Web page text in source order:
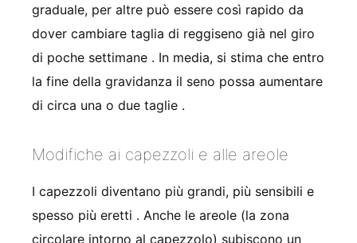
graduale, per altre può essere così rapido da
dover cambiare taglia di reggiseno già nel giro
di poche settimane . In media, si stima che entro
la fine della gravidanza il seno possa aumentare
di circa una o due taglie .
Modifiche ai capezzoli e alle areole
I capezzoli diventano più grandi, più sensibili e
spesso più eretti . Anche le areole (la zona
circolare intorno al capezzolo) subiscono un